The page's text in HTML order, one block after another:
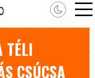
TÉLI
CSÚCSA